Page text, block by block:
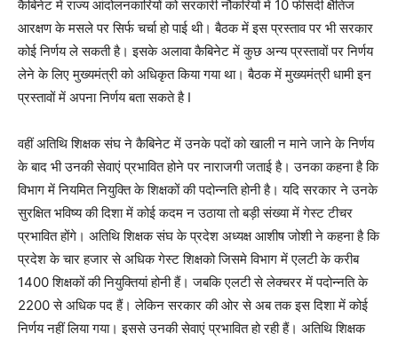
कैबिनेट में राज्य आंदोलनकारियों को सरकारी नौकरियों में 10 फीसदी क्षैतिज
आरक्षण के मसले पर सिर्फ चर्चा हो पाई थी। बैठक में इस प्रस्ताव पर भी सरकार
कोई निर्णय ले सकती है। इसके अलावा कैबिनेट में कुछ अन्य प्रस्तावों पर निर्णय
लेने के लिए मुख्यमंत्री को अधिकृत किया गया था। बैठक में मुख्यमंत्री धामी इन
प्रस्तावों में अपना निर्णय बता सकते है I
वहीं अतिथि शिक्षक संघ ने कैबिनेट में उनके पदों को खाली न माने जाने के निर्णय
के बाद भी उनकी सेवाएं प्रभावित होने पर नाराजगी जताई है। उनका कहना है कि
विभाग में नियमित नियुक्ति के शिक्षकों की पदोन्नति होनी है। यदि सरकार ने उनके
सुरक्षित भविष्य की दिशा में कोई कदम न उठाया तो बड़ी संख्या में गेस्ट टीचर
प्रभावित होंगे। अतिथि शिक्षक संघ के प्रदेश अध्यक्ष आशीष जोशी ने कहना है कि
प्रदेश के चार हजार से अधिक गेस्ट शिक्षको जिसमे विभाग में एलटी के करीब
1400 शिक्षकों की नियुक्तियां होनी हैं। जबकि एलटी से लेक्चरर में पदोन्नति के
2200 से अधिक पद हैं। लेकिन सरकार की ओर से अब तक इस दिशा में कोई
निर्णय नहीं लिया गया। इससे उनकी सेवाएं प्रभावित हो रही हैं। अतिथि शिक्षक